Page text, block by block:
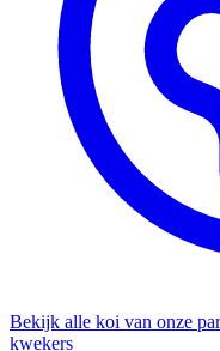
Bekijk alle koi van onze
kwekers